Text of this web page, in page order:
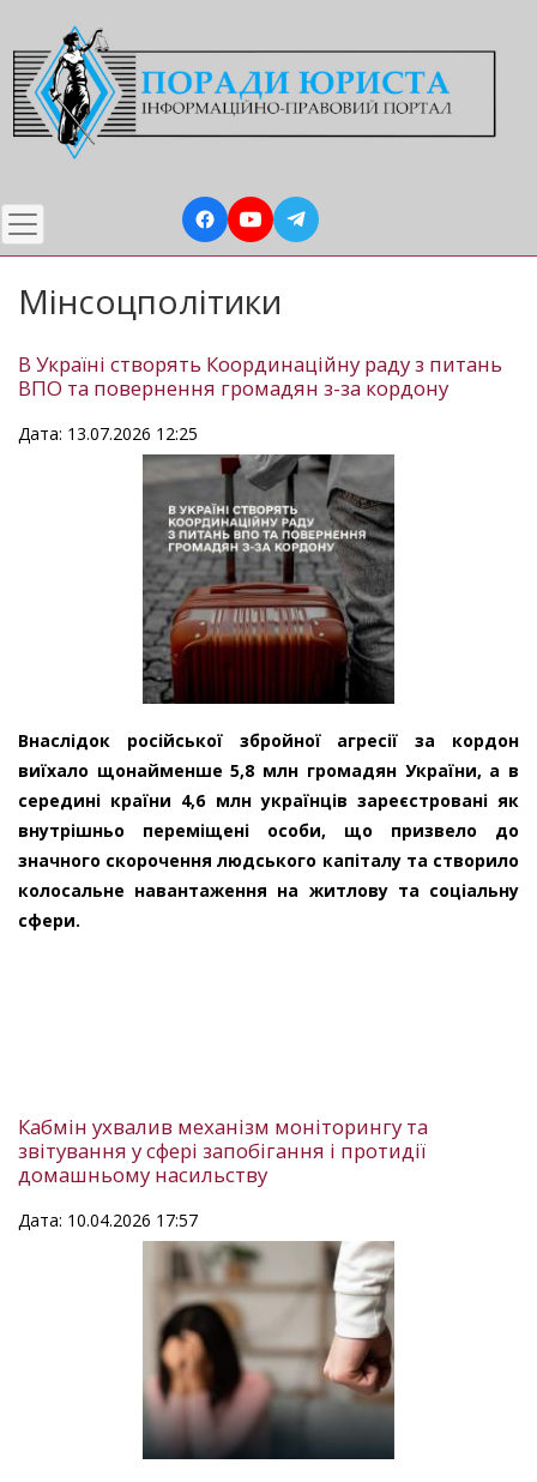
до
основного
вмісту
Мінсоцполітики
В Україні створять Координаційну раду з питань
ВПО та повернення громадян з-за кордону
Дата: 13.07.2026 12:25
Внаслідок російської збройної агресії за кордон
виїхало щонайменше 5,8 млн громадян України, а в
середині країни 4,6 млн українців зареєстровані як
внутрішньо переміщені особи, що призвело до
значного скорочення людського капіталу та створило
колосальне навантаження на житлову та соціальну
сфери.
Кабмін ухвалив механізм моніторингу та
звітування у сфері запобігання і протидії
домашньому насильству
Дата: 10.04.2026 17:57